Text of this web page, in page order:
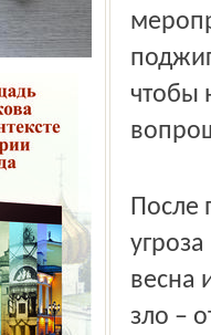
чтобы
После
весна
зло –